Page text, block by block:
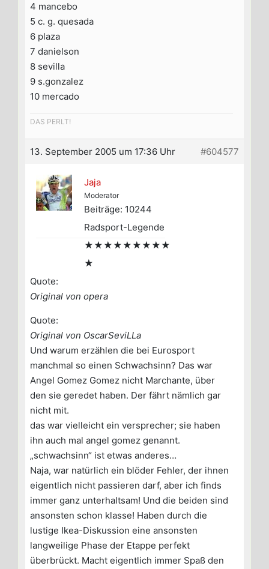
4 mancebo
5 c. g. quesada
6 plaza
7 danielson
8 sevilla
9 s.gonzalez
10 mercado
DAS PERLT!
13. September 2005 um 17:36 Uhr #604577
Jaja
Moderator
Beiträge: 10244
Radsport-Legende
★★★★★★★★★
★
Quote:
Original von opera
Quote:
Original von OscarSeviLLa
Und warum erzählen die bei Eurosport
manchmal so einen Schwachsinn? Das war
Angel Gomez Gomez nicht Marchante, über
den sie geredet haben. Der fährt nämlich gar
nicht mit.
das war vielleicht ein versprecher; sie haben
ihn auch mal angel gomez genannt.
„schwachsinn“ ist etwas anderes…
Naja, war natürlich ein blöder Fehler, der ihnen
eigentlich nicht passieren darf, aber ich finds
immer ganz unterhaltsam! Und die beiden sind
ansonsten schon klasse! Haben durch die
lustige Ikea-Diskussion eine ansonsten
langweilige Phase der Etappe perfekt
überbrückt. Macht eigentlich immer Spaß den